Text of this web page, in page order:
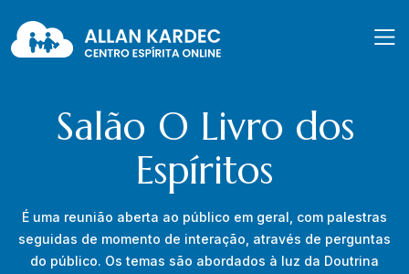
Salão O Livro dos
Espíritos
É uma reunião aberta ao público em geral, com palestras
seguidas de momento de interação, através de perguntas
do público. Os temas são abordados à luz da Doutrina